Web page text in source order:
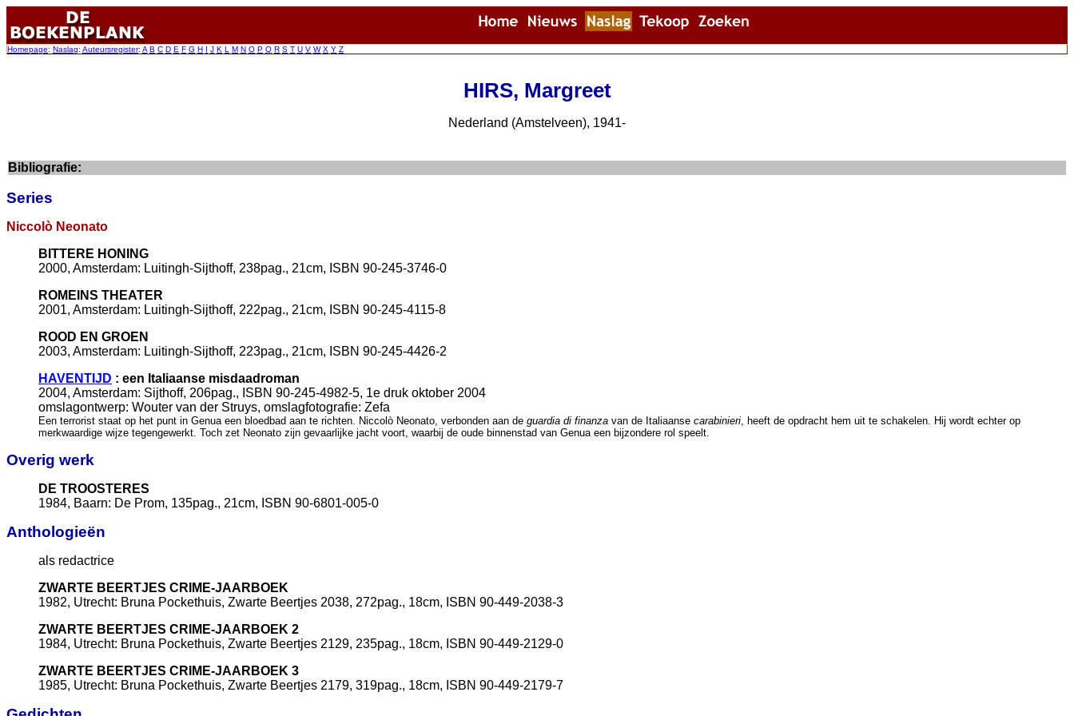
Homepage: Naslag: Auteursregister: A B C D E F G H I J K L M N O P Q R S T U V W X Y Z
HIRS, Margreet
Nederland (Amstelveen), 1941-
Bibliografie:
Series
Niccolò Neonato
BITTERE HONING
2000, Amsterdam: Luitingh-Sijthoff, 238pag., 21cm, ISBN 90-245-3746-0
ROMEINS THEATER
2001, Amsterdam: Luitingh-Sijthoff, 222pag., 21cm, ISBN 90-245-4115-8
ROOD EN GROEN
2003, Amsterdam: Luitingh-Sijthoff, 223pag., 21cm, ISBN 90-245-4426-2
HAVENTIJD : een Italiaanse misdaadroman
2004, Amsterdam: Sijthoff, 206pag., ISBN 90-245-4982-5, 1e druk oktober 2004
omslagontwerp: Wouter van der Struys, omslagfotografie: Zefa
Een terrorist staat op het punt in Genua een bloedbad aan te richten. Niccolò Neonato, verbonden aan de guardia di finanza van de Italiaanse carabinieri , heeft de opdracht hem uit te schakelen. Hij wordt echter op
merkwaardige wijze tegengewerkt. Toch zet Neonato zijn gevaarlijke jacht voort, waarbij de oude binnenstad van Genua een bijzondere rol speelt.
Overig werk
DE TROOSTERES
1984, Baarn: De Prom, 135pag., 21cm, ISBN 90-6801-005-0
Anthologieën
als redactrice
ZWARTE BEERTJES CRIME-JAARBOEK
1982, Utrecht: Bruna Pockethuis, Zwarte Beertjes 2038, 272pag., 18cm, ISBN 90-449-2038-3
ZWARTE BEERTJES CRIME-JAARBOEK 2
1984, Utrecht: Bruna Pockethuis, Zwarte Beertjes 2129, 235pag., 18cm, ISBN 90-449-2129-0
ZWARTE BEERTJES CRIME-JAARBOEK 3
1985, Utrecht: Bruna Pockethuis, Zwarte Beertjes 2179, 319pag., 18cm, ISBN 90-449-2179-7